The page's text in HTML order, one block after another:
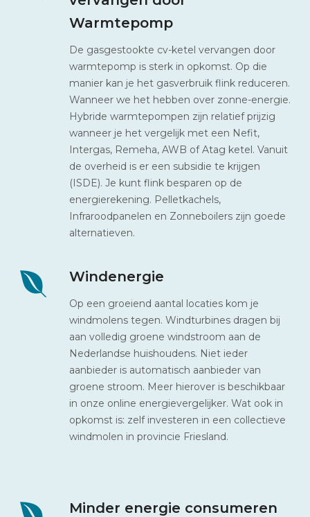
Warmtepomp
De gasgestookte cv-ketel vervangen door
warmtepomp is sterk in opkomst. Op die
manier kan je het gasverbruik flink reduceren.
Wanneer we het hebben over zonne-energie.
Hybride warmtepompen zijn relatief prijzig
wanneer je het vergelijk met een Nefit,
Intergas, Remeha, AWB of Atag ketel. Vanuit
de overheid is er een subsidie te krijgen
(ISDE). Je kunt flink besparen op de
energierekening. Pelletkachels,
Infraroodpanelen en Zonneboilers zijn goede
alternatieven.
Windenergie
Op een groeiend aantal locaties kom je
windmolens tegen. Windturbines dragen bij
aan volledig groene windstroom aan de
Nederlandse huishoudens. Niet ieder
aanbieder is automatisch aanbieder van
groene stroom. Meer hierover is beschikbaar
in onze online energievergelijker. Wat ook in
opkomst is: zelf investeren in een collectieve
windmolen in provincie Friesland.
Minder energie consumeren